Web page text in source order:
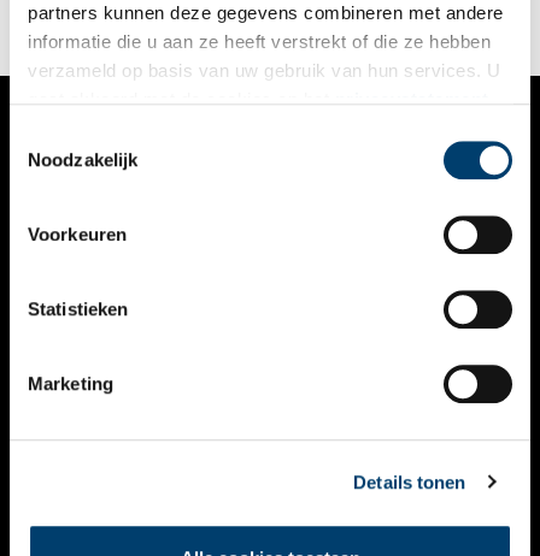
partners kunnen deze gegevens combineren met andere
informatie die u aan ze heeft verstrekt of die ze hebben
verzameld op basis van uw gebruik van hun services. U
Noodzakelijk
Voorkeuren
Statistieken
Marketing
Details tonen
VERHALEN
KALENDER
THEMA’S
VIDEO’S
CONTACT